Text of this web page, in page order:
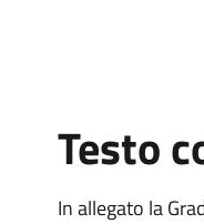
Testo
In allegato la